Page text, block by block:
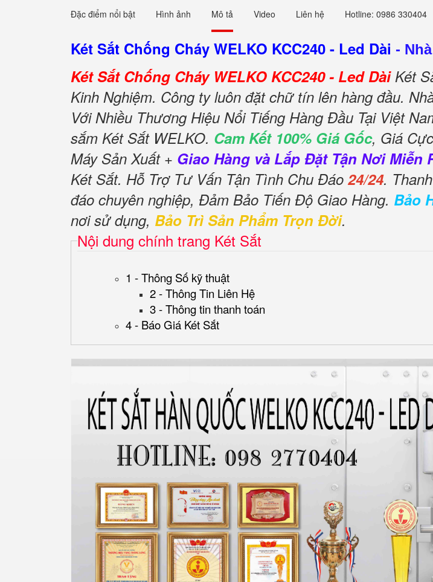
Đặc điểm nổi bật Hình ảnh Mô tả Video Liên hệ Hotline: 0986 330404
Két Sắt Chống Cháy WELKO KCC240 - Led Dài -
Két Sắt Chống Cháy WELKO KCC240 - Led DàiKét
Kinh Nghiệm. Công ty luôn đặt chữ tín lên hàng đầu.
Với Nhiều Thương Hiệu Nổi Tiếng Hàng Đầu Tại Việt
sắm Két Sắt WELKO. Cam Kết 100% Giá Gốc, Giá Cực
Máy Sản Xuất + Giao Hàng và Lắp Đặt Tận Nơi Miễn
Két Sắt. Hỗ Trợ Tư Vấn Tận Tình Chu Đáo 24/24.
đáo chuyên nghiệp, Đảm Bảo Tiến Độ Giao Hàng. Bảo
nơi sử dụng, Bảo Trì Sản Phẩm Trọn Đời.
Nội dung chính trang Két Sắt
1 - Thông Số kỹ thuật
2 - Thông Tin Liên Hệ
3 - Thông tin thanh toán
4 - Báo Giá Két Sắt